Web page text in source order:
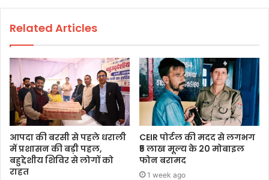
Related Articles
आपदा की बरसी से पहले धराली
में प्रशासन की बड़ी पहल,
बहुद्देशीय शिविर से लोगों को
राहत
CEIR पोर्टल की मदद से लगभग
₹5 लाख मूल्य के 20 मोबाइल
फोन बरामद
1 week ago